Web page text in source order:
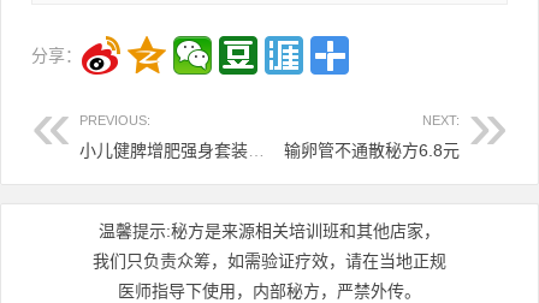
分享：
PREVIOUS:
小儿健脾增肥强身套装11.8元
NEXT:
输卵管不通散秘方6.8元
温馨提示:秘方是来源相关培训班和其他店家，
我们只负责众筹，如需验证疗效，请在当地正规
医师指导下使用，内部秘方，严禁外传。